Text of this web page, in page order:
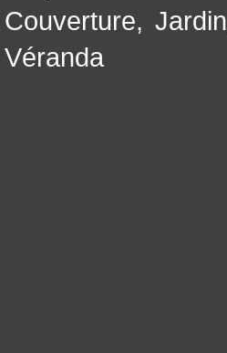
Couverture,Jardin
Véranda